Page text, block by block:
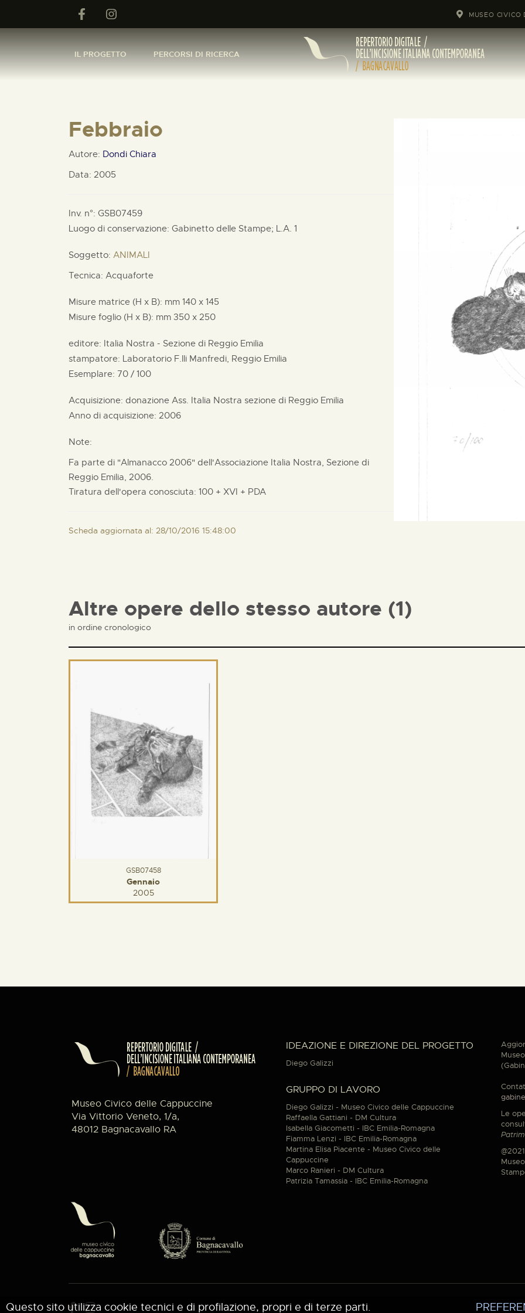
MUSEO CIVICO
IL PROGETTO PERCORSI DI RICERCA
Febbraio
Autore: Dondi Chiara
Data: 2005
Inv. n°: GSB07459
Luogo di conservazione: Gabinetto delle Stampe; L.A. 1
Soggetto: ANIMALI
Tecnica: Acquaforte
Misure matrice (H x B): mm 140 x 145
Misure foglio (H x B): mm 350 x 250
editore: Italia Nostra - Sezione di Reggio Emilia
stampatore: Laboratorio F.lli Manfredi, Reggio Emilia
Esemplare: 70 / 100
Acquisizione: donazione Ass. Italia Nostra sezione di Reggio Emilia
Anno di acquisizione: 2006
Note:
Fa parte di "Almanacco 2006" dell'Associazione Italia Nostra, Sezione di
Reggio Emilia, 2006.
Tiratura dell'opera conosciuta: 100 + XVI + PDA
Scheda aggiornata al: 28/10/2016 15:48:00
Altre opere dello stesso autore (1)
in ordine cronologico
GSB07458
Gennaio
2005
Museo Civico delle Cappuccine
Via Vittorio Veneto, 1/a,
48012 Bagnacavallo RA
IDEAZIONE E DIREZIONE DEL PROGETTO
Diego Galizzi
GRUPPO DI LAVORO
Diego Galizzi - Museo Civico delle Cappuccine
Raffaella Gattiani - DM Cultura
Isabella Giacometti - IBC Emilia-Romagna
Fiamma Lenzi - IBC Emilia-Romagna
Martina Elisa Piacente - Museo Civico delle
Cappuccine
Marco Ranieri - DM Cultura
Patrizia Tamassia - IBC Emilia-Romagna
Le
Questo sito utilizza cookie tecnici e di profilazione, propri e di terze parti.